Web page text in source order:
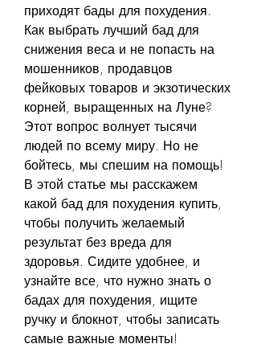
приходят бады для похудения.
Как выбрать лучший бад для
снижения веса и не попасть на
мошенников, продавцов
фейковых товаров и экзотических
корней, выращенных на Луне?
Этот вопрос волнует тысячи
людей по всему миру. Но не
бойтесь, мы спешим на помощь!
В этой статье мы расскажем
какой бад для похудения купить,
чтобы получить желаемый
результат без вреда для
здоровья. Сидите удобнее, и
узнайте все, что нужно знать о
бадах для похудения, ищите
ручку и блокнот, чтобы записать
самые важные моменты!